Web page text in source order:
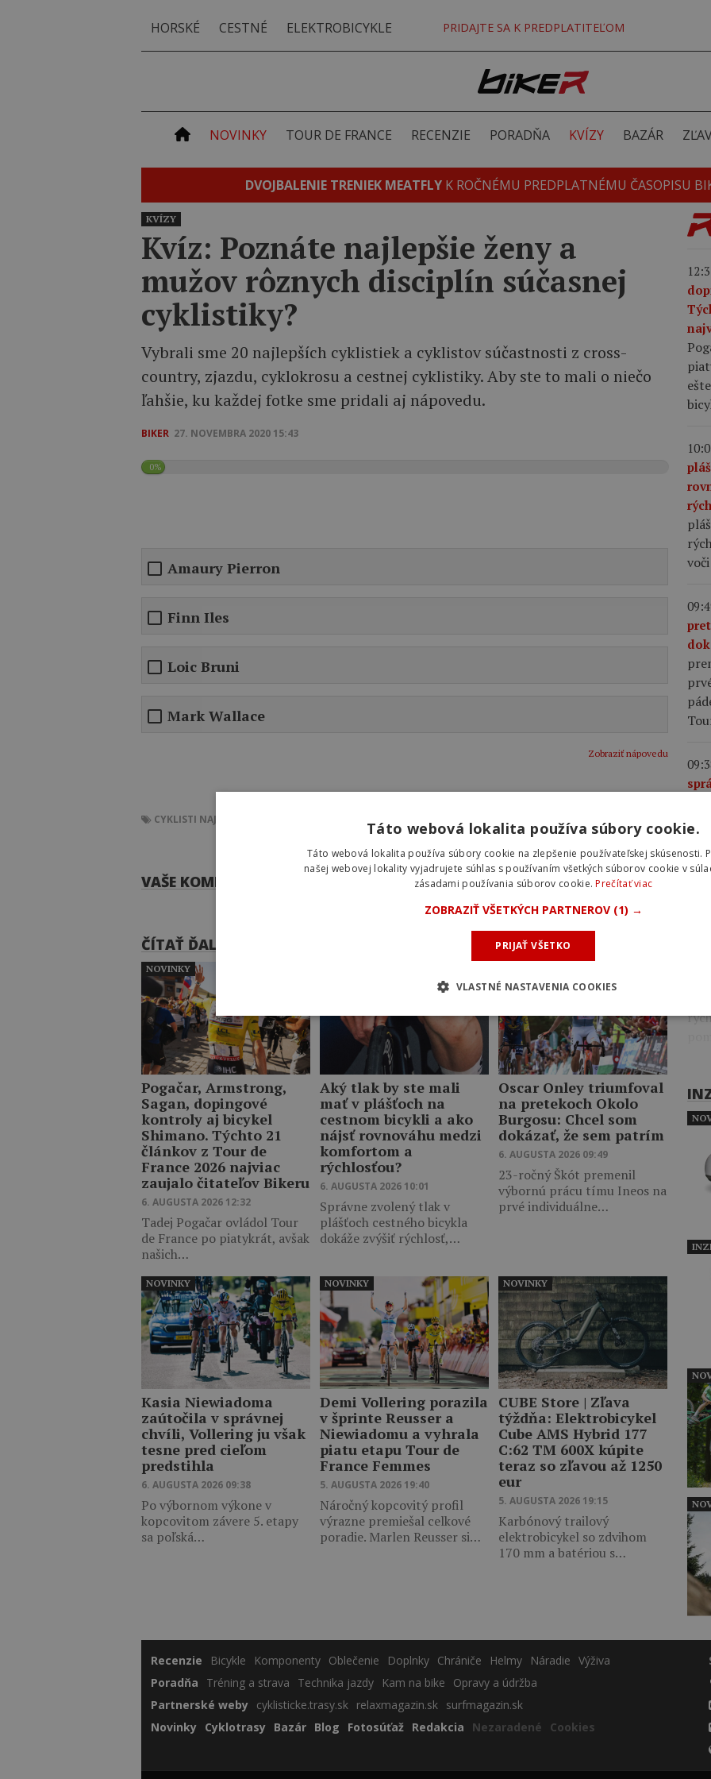
HORSKÉ CESTNÉ ELEKTROBICYKLE PRIDAJTE SA K PREDPLATITEĽOM
NOVINKY TOUR DE FRANCE RECENZIE PORADŇA KVÍZY BAZÁR
DVOJBALENIE TRENIEK MEATFLY K ROČNÉMU PREDPLATNÉMU ČASOPISU
KVÍZY
Kvíz: Poznáte najlepšie ženy a
mužov rôznych disciplín súčasnej
cyklistiky?
Vybrali sme 20 najlepších cyklistiek a cyklistov súčastnosti z cross-
country, zjazdu, cyklokrosu a cestnej cyklistiky. Aby ste to mali o niečo
ľahšie, ku každej fotke sme pridali aj nápovedu.
BIKER 27. NOVEMBRA 2020 15:43
0%
Amaury Pierron
Finn Iles
Loic Bruni
Mark Wallace
Zobraziť nápovedu
CYKLISTI NAJLEPŠÍ CYKLISTI
VAŠE KOMENTÁRE
ČÍTAŤ ĎALEJ
Pogačar, Armstrong,
Sagan, dopingové
kontroly aj bicykel
Shimano. Týchto 21
článkov z Tour de
France 2026 najviac
zaujalo čitateľov Bikeru
6. AUGUSTA 2026 12:32
Tadej Pogačar ovládol Tour
de France po piatykrát, avšak
našich…
NOVINKY
Aký tlak by ste mali
mať v plášťoch na
cestnom bicykli a ako
nájsť rovnováhu medzi
komfortom a
rýchlosťou?
6. AUGUSTA 2026 10:01
Správne zvolený tlak v
plášťoch cestného bicykla
dokáže zvýšiť rýchlosť,…
Oscar Onley triumfoval
na pretekoch Okolo
Burgosu: Chcel som
dokázať, že sem patrím
6. AUGUSTA 2026 09:49
23-ročný Škót premenil
výbornú prácu tímu Ineos na
prvé individuálne…
Kasia Niewiadoma
zaútočila v správnej
chvíli, Vollering ju však
tesne pred cieľom
predstihla
6. AUGUSTA 2026 09:38
Po výbornom výkone v
kopcovitom závere 5. etapy
sa poľská…
NOVINKY
Demi Vollering porazila
v šprinte Reusser a
Niewiadomu a vyhrala
piatu etapu Tour de
France Femmes
5. AUGUSTA 2026 19:40
Náročný kopcovitý profil
výrazne premiešal celkové
poradie. Marlen Reusser si…
NOVINKY
CUBE Store | Zľava
týždňa: Elektrobicykel
Cube AMS Hybrid 177
C:62 TM 600X kúpite
teraz so zľavou až 1250
eur
5. AUGUSTA 2026 19:15
Karbónový trailový
elektrobicykel so zdvihom
170 mm a batériou s…
NOVINKY
Recenzie Bicykle Komponenty Oblečenie Doplnky Chrániče Helmy Náradie Výživa
Poradňa
Tréning a strava Technika jazdy Kam na bike
Opravy a údržba
Partnerské weby cyklisticke.trasy.sk relaxmagazin.sk surfmagazin.sk
Novinky Cyklotrasy Bazár Blog Fotosúťaž Redakcia Nezaradené Cookies
Táto webová lokalita používa súbory cookie.
Táto webová lokalita používa súbory cookie na zlepšenie používateľskej skúsenosti.
našej webovej lokality vyjadrujete súhlas s používaním všetkých súborov cookie v
zásadami používania súborov cookie.Prečítať viac
ZOBRAZIŤ VŠETKÝCH PARTNEROV (1) →
PRIJAŤ VŠETKO
VLASTNÉ NASTAVENIA COOKIES